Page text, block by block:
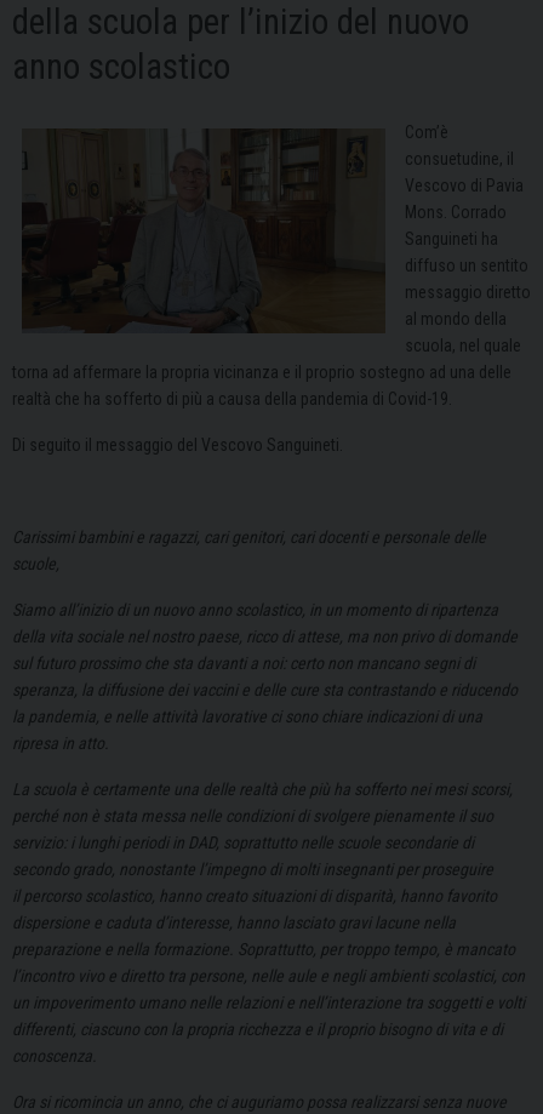
della scuola per l’inizio del nuovo
anno scolastico
Com’è
consuetudine, il
Vescovo di Pavia
Mons. Corrado
Sanguineti ha
diffuso un sentito
messaggio diretto
al mondo della
scuola, nel quale
torna ad affermare la propria vicinanza e il proprio sostegno ad una delle
realtà che ha sofferto di più a causa della pandemia di Covid-19.
Di seguito il messaggio del Vescovo Sanguineti.
Carissimi bambini e ragazzi, cari genitori, cari docenti e personale delle
scuole,
Siamo all’inizio di un nuovo anno scolastico, in un momento di ripartenza
della vita sociale nel nostro paese, ricco di attese, ma non privo di domande
sul futuro prossimo che sta davanti a noi: certo non mancano segni di
speranza, la diffusione dei vaccini e delle cure sta contrastando e riducendo
la pandemia, e nelle attività lavorative ci sono chiare indicazioni di una
ripresa in atto.
La scuola è certamente una delle realtà che più ha sofferto nei mesi scorsi,
perché non è stata messa nelle condizioni di svolgere pienamente il suo
servizio: i lunghi periodi in DAD, soprattutto nelle scuole secondarie di
secondo grado, nonostante l’impegno di molti insegnanti per proseguire
il percorso scolastico, hanno creato situazioni di disparità, hanno favorito
dispersione e caduta d’interesse, hanno lasciato gravi lacune nella
preparazione e nella formazione. Soprattutto, per troppo tempo, è mancato
l’incontro vivo e diretto tra persone, nelle aule e negli ambienti scolastici, con
un impoverimento umano nelle relazioni e nell’interazione tra soggetti e volti
differenti, ciascuno con la propria ricchezza e il proprio bisogno di vita e di
conoscenza.
Ora si ricomincia un anno, che ci auguriamo possa realizzarsi senza nuove